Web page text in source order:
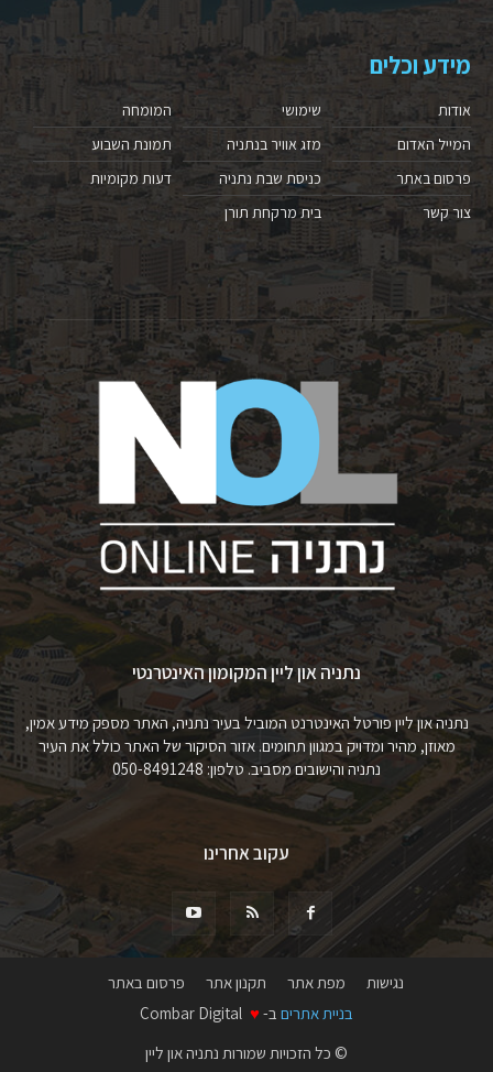
מידע וכלים
אודות
המייל האדום
פרסום באתר
צור קשר
שימושי
מזג אוויר בנתניה
כניסת שבת נתניה
בית מרקחת תורן
המומחה
תמונת השבוע
דעות מקומיות
נתניה און ליין המקומון האינטרנטי
נתניה און ליין פורטל האינטרנט המוביל בעיר נתניה, האתר מספק מידע אמין,
מאוזן, מהיר ומדויק במגוון תחומים. אזור הסיקור של האתר כולל את העיר
נתניה והישובים מסביב. טלפון: 050-8491248
עקוב אחרינו
נגישות מפת אתר תקנון אתר
פרסום באתר
בניית אתרים ב- ♥
© כל הזכויות שמורות נתניה און ליין